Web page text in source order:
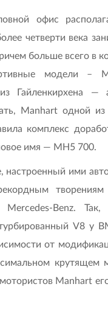
офис
четверти века
больше всего в
модели –
Гайленкирхена —
Manhart одной из
комплекс
имя — MH5 700.
настроенный ими
Mercedes-Benz.
V8 у
от
крутящем
Manhart